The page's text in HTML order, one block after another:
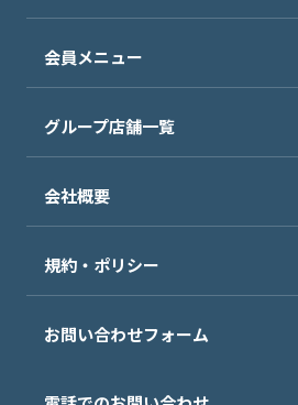
会員メニュー
グループ店舗一覧
会社概要
規約・ポリシー
お問い合わせフォーム